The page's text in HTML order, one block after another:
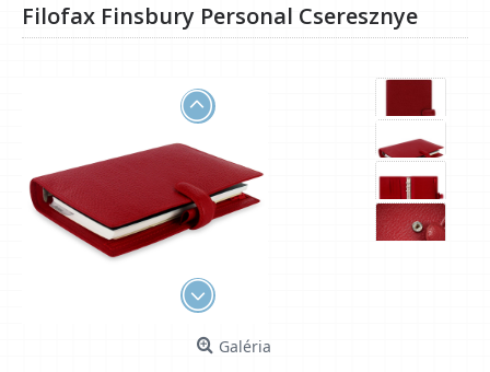
Filofax Finsbury Personal Cseresznye
Galéria